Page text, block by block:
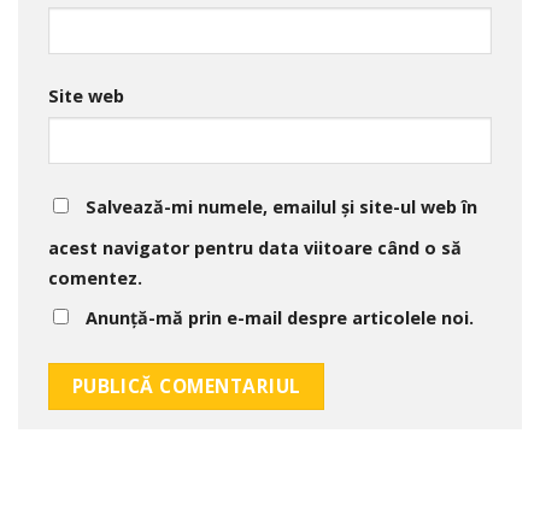
Site web
Salvează-mi numele, emailul și site-ul web în
acest navigator pentru data viitoare când o să
comentez.
Anunță-mă prin e-mail despre articolele noi.